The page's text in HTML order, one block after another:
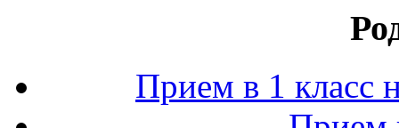
Прием в 1 класс